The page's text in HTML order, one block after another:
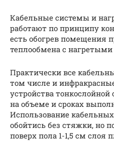
Кабельные системы и
работают по принципу
есть обогрев помещения
теплообмена с
Практически все
том числе и
устройства
на объеме и сроках
Использование
обойтись без стяжки, но
поверх пола 1-1,5 см слоя